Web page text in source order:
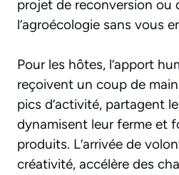
projet de reconversion ou
l’agroécologie sans vous
Pour les hôtes, l’apport
reçoivent un coup de
pics d’activité, partagent
dynamisent leur ferme et
produits. L’arrivée de
créativité, accélère des